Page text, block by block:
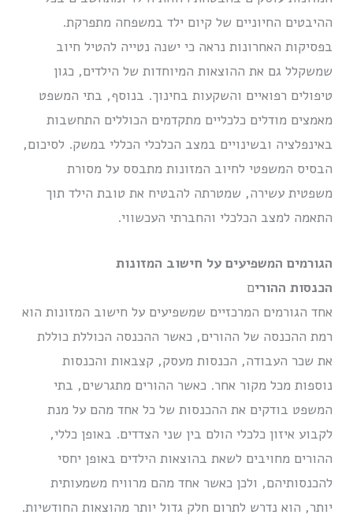
ההיבטים החיוניים של קיום ילד במשפחה מתפרקת.
בפסיקות האחרונות נראה כי ישנה נטייה להטיל חיוב
שמשקלל גם את ההוצאות המיוחדות של הילדים, כגון
טיפולים רפואיים והשקעות בחינוך. בנוסף, בתי המשפט
מאמצים מודלים כלכליים מתקדמים הכוללים התחשבות
באינפלציה ובשינויים במצב הכלכלי הכללי במשק. לסיכום,
הבסיס המשפטי לחיוב המזונות מתבסס על מסורת
משפטית עשירה, שמטרתה להבטיח את טובת הילד תוך
התאמה למצב הכלכלי והחברתי העכשווי.
הגורמים המשפיעים על חישוב המזונות
הכנסות ההורים
אחד הגורמים המרכזיים שמשפיעים על חישוב המזונות הוא
רמת ההכנסה של ההורים, כאשר ההכנסה הכוללת כוללת
את שכר העבודה, הכנסות מעסק, קצבאות והכנסות
נוספות מכל מקור אחר. כאשר ההורים מתגרשים, בתי
המשפט בודקים את ההכנסות של כל אחד מהם על מנת
לקבוע איזון כלכלי הולם בין שני הצדדים. באופן כללי,
ההורים מחויבים לשאת בהוצאות הילדים באופן יחסי
להכנסותיהם, ולכן כאשר אחד מהם מרוויח משמעותית
יותר, הוא נדרש לתרום חלק גדול יותר מהוצאות החודשיות.